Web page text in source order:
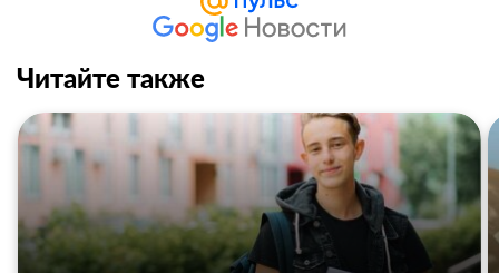
Читайте также